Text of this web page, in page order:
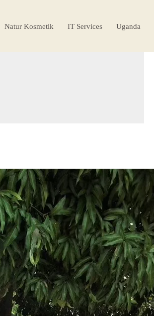
Natur Kosmetik IT Services Uganda